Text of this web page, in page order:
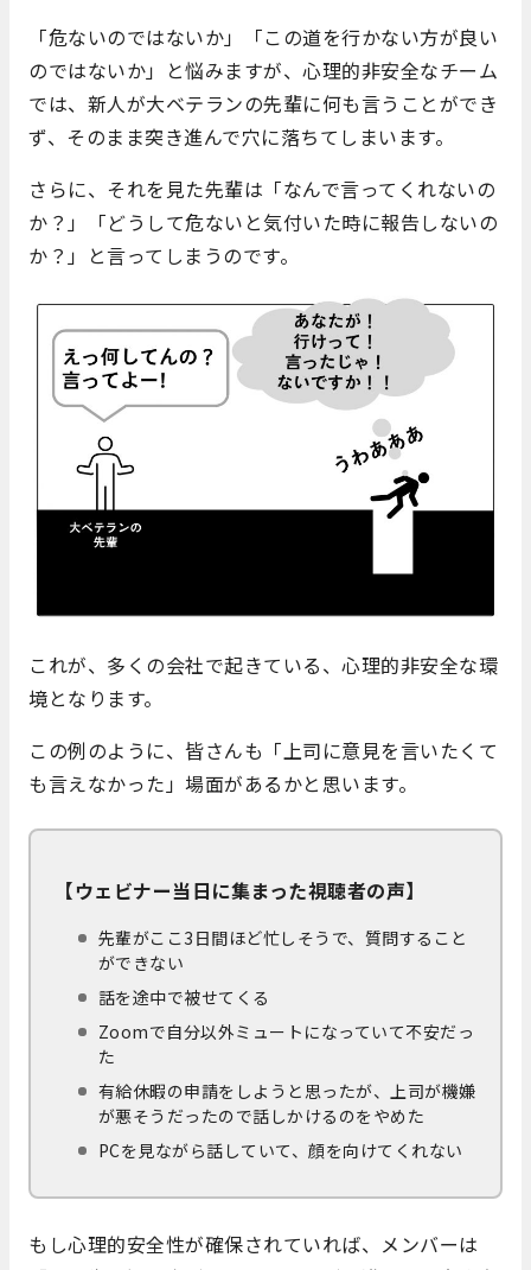
「危ないのではないか」「この道を行かない方が良い
のではないか」と悩みますが、心理的非安全なチーム
では、新人が大ベテランの先輩に何も言うことができ
ず、そのまま突き進んで穴に落ちてしまいます。
さらに、それを見た先輩は「なんで言ってくれないの
か？」「どうして危ないと気付いた時に報告しないの
か？」と言ってしまうのです。
これが、多くの会社で起きている、心理的非安全な環
境となります。
この例のように、皆さんも「上司に意見を言いたくて
も言えなかった」場面があるかと思います。
【ウェビナー当日に集まった視聴者の声】
先輩がここ3日間ほど忙しそうで、質問すること
ができない
話を途中で被せてくる
Zoomで自分以外ミュートになっていて不安だっ
た
有給休暇の申請をしようと思ったが、上司が機嫌
が悪そうだったので話しかけるのをやめた
PCを見ながら話していて、顔を向けてくれない
もし心理的安全性が確保されていれば、メンバーは